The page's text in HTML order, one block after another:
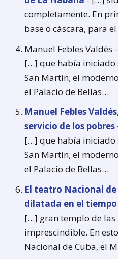
completamente. En
base o cáscara, para
Manuel Febles Valdés
[…] que había iniciado
San Martín; el
el Palacio de Bellas…
Manuel Febles
servicio de los
[…] que había iniciado
San Martín; el
el Palacio de Bellas…
El teatro Nacional de
dilatada en el
[…] gran templo de las
imprescindible. En
Nacional de Cuba, el